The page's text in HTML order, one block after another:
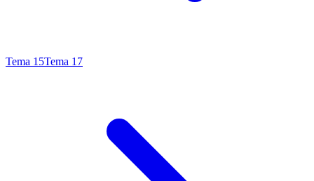
Tema 15Tema 17